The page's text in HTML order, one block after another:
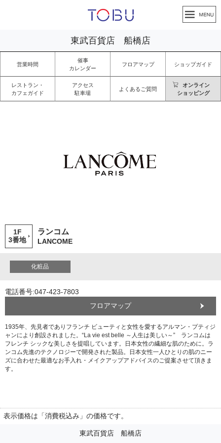
東武百貨店 船橋店
営業時間
催事
カレンダー
フロアマップ ショップガイド
レストラン・
カフェガイド
アクセス
駐車場
よくあるご質問
オンライン
ショッピング
1F
3番地
ランコム
LANCOME
化粧品
電話番号:047-423-7803
フロアマップ
1935年、先見者でありフランチ ビューティと女性を愛するアルマン・プティジ
ャンにより創設されました。“La vie est belle ～人生は美しい～” ランコムは
フレンチ シックな美しさを提唱しています。日本女性の繊細な肌のために。ラ
ンコム先進のテクノロジーで開発された製品。日本女性一人ひとりの肌のニー
ズに合わせた最適なお手入れ・メイクアップアドバイスのご提案させて頂きま
す。
表示価格は「消費税込み」の価格です。
東武百貨店 船橋店